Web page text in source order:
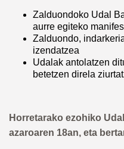
Zalduondoko Udal
aurre egiteko
Zalduondo,
izendatzea
Udalak antolatzen
betetzen direla
Horretarako ezohiko
azaroaren 18an, eta